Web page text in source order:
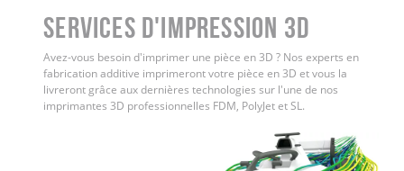
Services d'impression 3D
Avez-vous besoin d'imprimer une pièce en 3D ? Nos experts en
fabrication additive imprimeront votre pièce en 3D et vous la
livreront grâce aux dernières technologies sur l'une de nos
imprimantes 3D professionnelles FDM, PolyJet et SL.